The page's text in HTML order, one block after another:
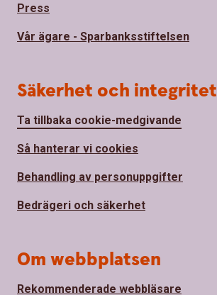
Press
Vår ägare - Sparbanksstiftelsen
Säkerhet och integritet
Ta tillbaka cookie-medgivande
Så hanterar vi cookies
Behandling av personuppgifter
Bedrägeri och säkerhet
Om webbplatsen
Rekommenderade webbläsare